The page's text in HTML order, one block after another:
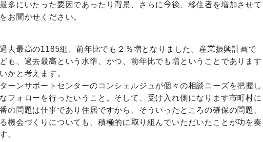
にいたった要因であったり背景、さらに今後、移住者を増加させて
お聞かせください。
去最高の1185組、前年比でも２％増となりました。産業振興計画で
も、過去最高という水準、かつ、前年比でも増ということであります
かと考えます。
ンサポートセンターのコンシェルジュが個々の相談ニーズを把握し
フォローを行ったいうこと。そして、受け入れ側になります市町村に
の問題は仕事であり住居ですから、そういったところの確保の問題、
機会づくりについても、積極的に取り組んでいただいたことが功を奏
。